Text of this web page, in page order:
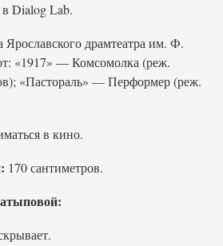
в Dialog Lab.
драмтеатра им. Ф.
«1917» — Комсомолка (реж.
«Пастораль» — Перформер (реж.
в кино.
170 сантиметров.